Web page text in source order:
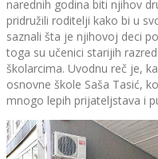
narednih godina biti njihov
pridružili roditelji kako bi u
saznali šta je njihovoj deci
toga su učenici starijih
školarcima. Uvodnu reč je,
osnovne škole Saša Tasić,
mnogo lepih prijateljstava i